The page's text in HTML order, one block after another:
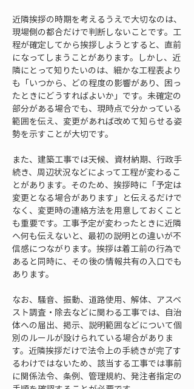
近隣挨拶の時期を考えるうえで大切なのは、
現場側の都合だけで判断しないことです。工
程が確定してから挨拶しようとすると、直前
になってしまうことがあります。しかし、近
隣にとって知りたいのは、細かな工程表より
も「いつから、どの程度の影響があり、困っ
たときにどうすればよいか」です。未確定の
部分がある場合でも、現時点で分かっている
範囲を伝え、変更があれば改めて知らせる姿
勢を示すことが大切です。
また、建築工事では天候、資材納期、行政手
続き、周辺状況などによって工程が変わるこ
とがあります。そのため、挨拶時に「予定は
変更となる場合があります」と伝えるだけで
なく、変更時の連絡方法を用意しておくこと
も重要です。工事予定が変わったときに近隣
へ何も伝えないと、最初の説明との違いが不
信感につながります。挨拶は着工前の行為で
あると同時に、その後の情報共有の入口でも
あります。
なお、騒音、振動、道路使用、解体、アスベ
スト調査・除去などに関わる工事では、自治
体への届出、掲示、説明範囲などについて個
別のルールが設けられている場合がありま
す。近隣挨拶だけで法令上の手続きが完了す
るわけではないため、該当する工事では事前
に関係法令、条例、管理規約、発注者指定の